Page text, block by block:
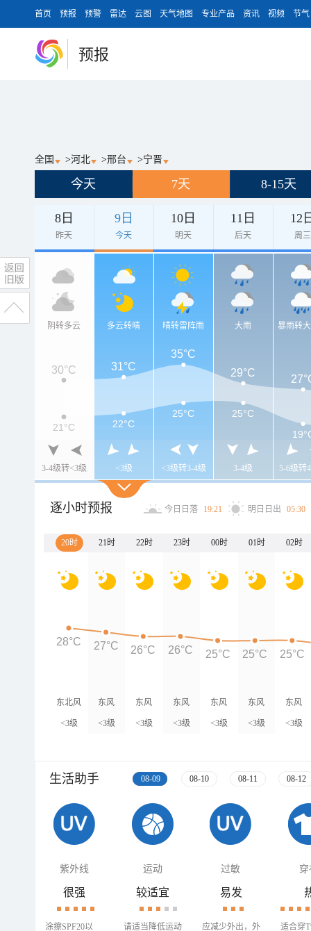
首页 预报 预警 雷达 云图 天气地图 专业产品 资讯 视频 节气
预报
全国 >河北 >邢台 >宁晋
今天 7天 8-15天
8日
昨天
9日
今天
10日
明天
11日
后天
12
周三
阴转多云
3-4级转<3级
多云转晴
<3级
晴转雷阵雨
<3级转3-4级
大雨
3-4级
暴雨转
5-6级转
30°C 31°C
35°C
29°C
21°C 22°C
25°C
25°C
逐小时预报 今日日落 19:21 明日日出 05:30
20时 21时 22时 23时 00时 01时 02时
东北风
<3级
东风
<3级
东风
<3级
东风
<3级
东风
<3级
东风
<3级
东风
<3级
28°C 27°C 26°C 26°C 25°C 25°C 25°C
生活助手 08-09 08-10 08-11 08-12
紫外线 运动 过敏 穿
很强
涂擦SPF20以
较适宜
请适当降低运动
易发
应减少外出，外
适合穿